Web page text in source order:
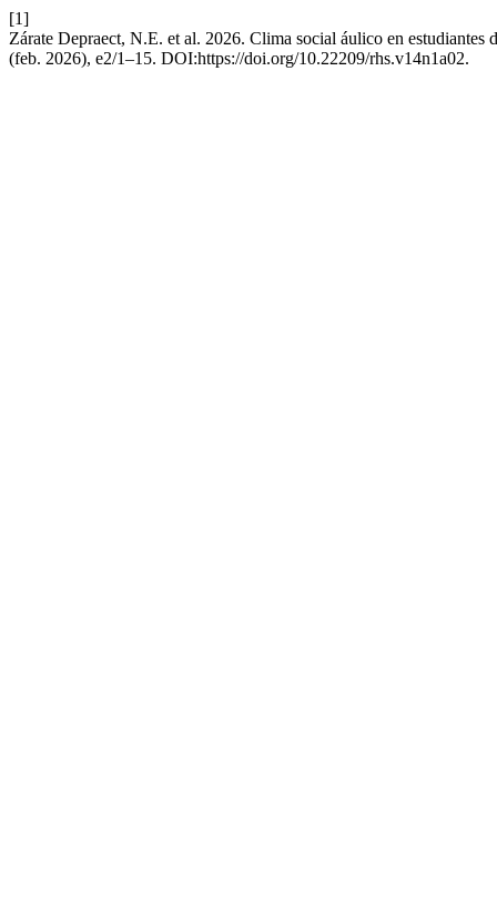
[1]
Zárate Depraect, N.E. et al. 2026. Clima social áulico en
(feb. 2026), e2/1–15. DOI:https://doi.org/10.22209/rhs.v14n1a02.